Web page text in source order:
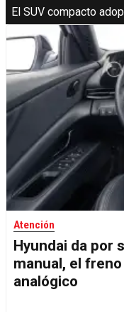
El SUV compacto
Atención
Hyundai da por
manual, el
analógico